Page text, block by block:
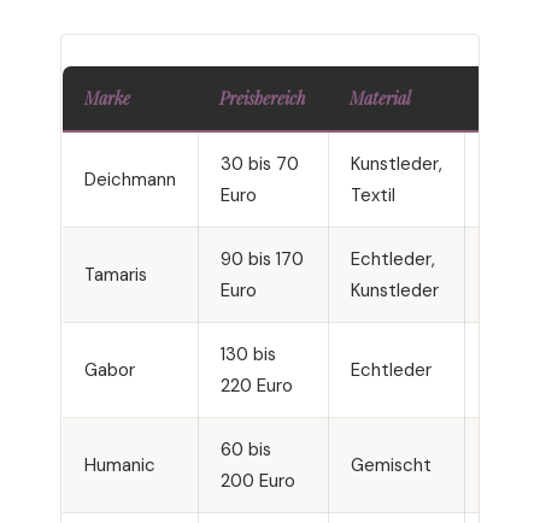
Marke Preisbereich Material
Deichmann
30 bis 70
Euro
Kunstleder,
Textil
Tamaris
90 bis 170
Euro
Echtleder,
Kunstleder
Gabor
130 bis
220 Euro
Echtleder
Humanic
60 bis
200 Euro
Gemischt